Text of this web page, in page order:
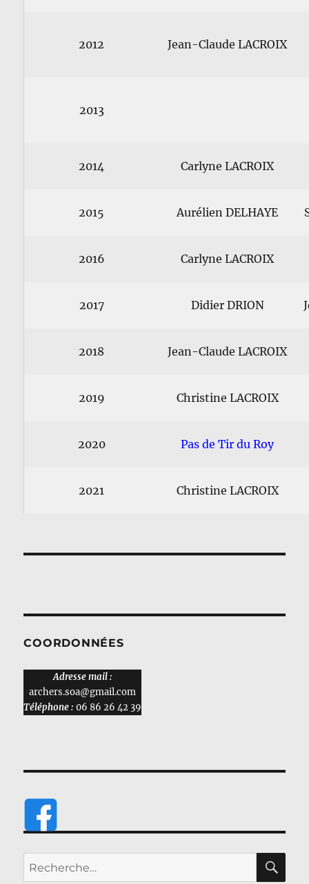
2012 Jean-Claude LACROIX
2013
2014 Carlyne LACROIX
2015 Aurélien DELHAYE
2016 Carlyne LACROIX
2017 Didier DRION
2018 Jean-Claude LACROIX
2019 Christine LACROIX
2020 Pas de Tir du Roy
2021 Christine LACROIX
COORDONNÉES
Adresse mail :
archers.soa@gmail.com
Téléphone : 06 86 26 42 39
Recherche
pour :